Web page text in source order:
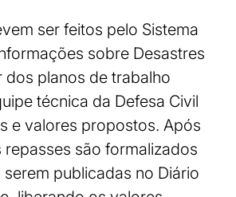
ser feitos pelo Sistema
sobre Desastres
dos planos de trabalho
técnica da Defesa Civil
e valores propostos. Após
são formalizados
publicadas no Diário